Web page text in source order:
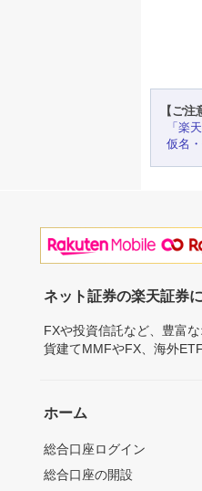
【ご注
「楽
仮名
ネット証券の楽天証券
FXや投資信託など、豊富
貨建てMMFやFX、海外
ホーム
総合口座ログイン
総合口座の開設